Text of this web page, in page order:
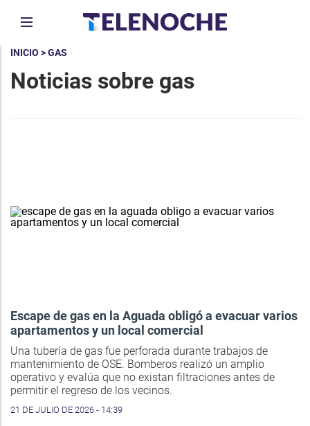
INICIO > GAS
Noticias sobre gas
Escape de gas en la Aguada obligó a evacuar varios
apartamentos y un local comercial
Una tubería de gas fue perforada durante trabajos de
mantenimiento de OSE. Bomberos realizó un amplio
operativo y evalúa que no existan filtraciones antes de
permitir el regreso de los vecinos.
21 DE JULIO DE 2026 - 14:39